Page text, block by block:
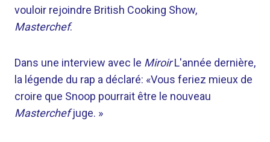
vouloir rejoindre British Cooking Show,
Masterchef.
Dans une interview avec le MiroirL'année dernière,
la légende du rap a déclaré: «Vous feriez mieux de
croire que Snoop pourrait être le nouveau
Masterchefjuge. »